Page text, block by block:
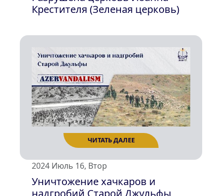
Крестителя (Зеленая церковь)
2024 Июль 16, Втор
Уничтожение хачкаров и